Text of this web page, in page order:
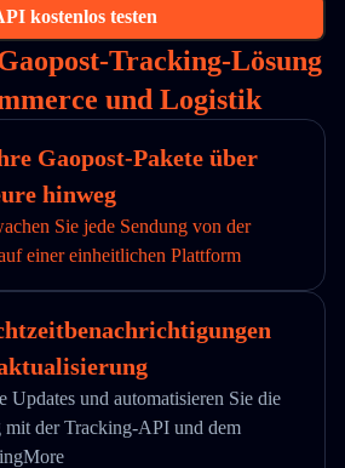
kostenlos testen
Tracking-Lösung
und Logistik
Gaopost-Pakete über
hinweg
Sie jede Sendung von der
einer einheitlichen Plattform
Updates und automatisieren Sie die
mit der Tracking-API und dem